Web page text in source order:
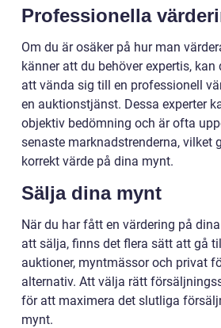
Professionella
Om du är osäker på hur man
känner att du behöver expertis, kan
att vända sig till en professionell
en auktionstjänst. Dessa experter
objektiv bedömning och är ofta
senaste marknadstrenderna, vilket
korrekt värde på dina mynt.
Sälja dina mynt
När du har fått en värdering på
att sälja, finns det flera sätt att gå
auktioner, myntmässor och privat
alternativ. Att välja rätt
för att maximera det slutliga
mynt.